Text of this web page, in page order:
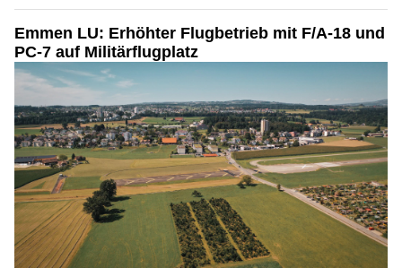
Emmen LU: Erhöhter Flugbetrieb mit F/A-18 und
PC-7 auf Militärflugplatz